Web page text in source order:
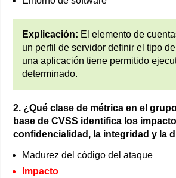
Explicación: El elemento de
un perfil de servidor definir el tipo
una aplicación tiene permitido
determinado.
2. ¿Qué clase de métrica en el
base de CVSS identifica los
confidencialidad, la integridad y la
Madurez del código del ataque
Impacto